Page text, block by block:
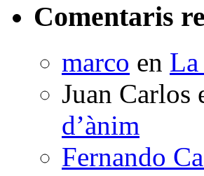
Comentaris
marco en La
Juan Carlos
d’ànim
Fernando